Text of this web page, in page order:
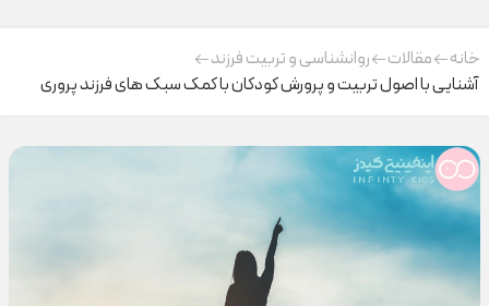
خانه مقالات
روانشناسی و تربیت فرزند
آشنایی با اصول تربیت و پرورش کودکان با کمک سبک های فرزند پروری